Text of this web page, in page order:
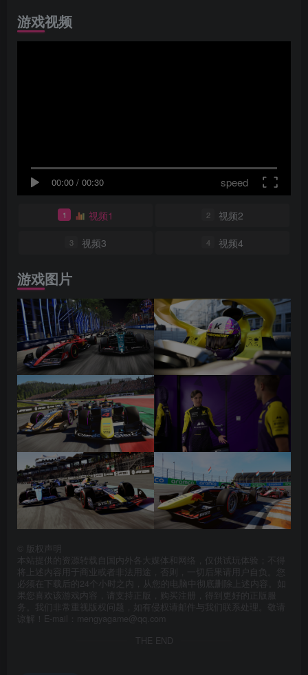
游戏视频
00:00 / 00:30 speed
1 视频1 2 视频2
3 视频3 4 视频4
游戏图片
版权声明
本站提供的资源转载自国内外各大媒体和网络，仅供试玩体验；不得
将上述内容用于商业或者非法用途，否则，一切后果请用户自负。您
必须在下载后的24个小时之内，从您的电脑中彻底删除上述内容。如
果您喜欢该游戏内容，请支持正版，购买注册，得到更好的正版服
务。我们非常重视版权问题，如有侵权请邮件与我们联系处理。敬请
谅解！E-mail：mengyagame@qq.com
THE END